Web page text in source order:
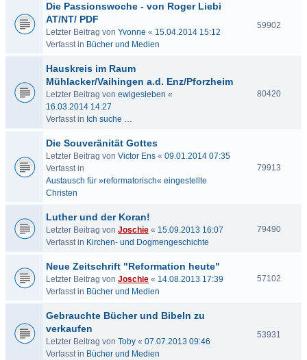
Die Passionswoche - von Roger Liebi
AT/NT/ PDF
Letzter Beitrag von Yvonne « 15.04.2014 15:12
Verfasst in Bücher und Medien
59902
Hauskreis im Raum
Mühlacker/Vaihingen a.d. Enz/Pforzheim
Letzter Beitrag von ewigesleben «
16.03.2014 14:27
Verfasst in Ich suche …
80420
Die Souveränität Gottes
Letzter Beitrag von Victor Ens « 09.01.2014 07:35
Verfasst in
Austausch für »reformatorisch« eingestellte
Christen
79913
Luther und der Koran!
Letzter Beitrag von Joschie « 15.09.2013 16:07
Verfasst in Kirchen- und Dogmengeschichte
79490
Neue Zeitschrift "Reformation heute"
Letzter Beitrag von Joschie « 14.08.2013 17:39
Verfasst in Bücher und Medien
57102
Gebrauchte Bücher und Bibeln zu
verkaufen
Letzter Beitrag von Toby « 07.07.2013 09:46
Verfasst in Bücher und Medien
53931